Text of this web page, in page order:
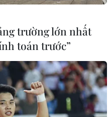
thời
với Iran
trường lớn nhất
toán trước”